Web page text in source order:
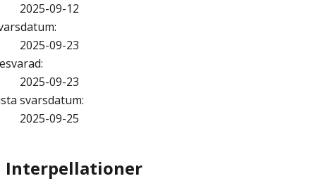
2025-09-12
:
2025-09-23
:
2025-09-23
svarsdatum:
2025-09-25
Interpellationer